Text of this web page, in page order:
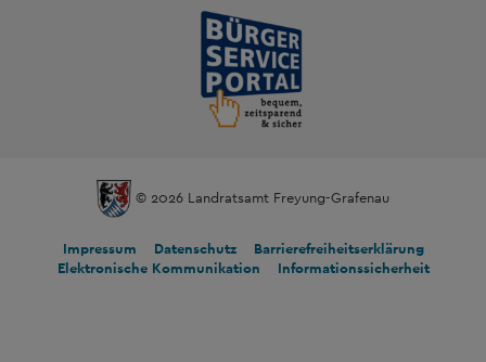
© 2026 Landratsamt Freyung-Grafenau
Impressum Datenschutz
Barrierefreiheitserklärung
Elektronische Kommunikation
Informationssicherheit